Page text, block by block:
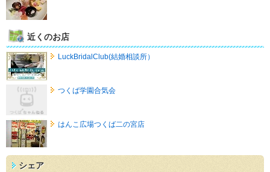
近くのお店
LuckBridalClub(結婚相談所）
つくば学園合気会
はんこ広場つくば二の宮店
シェア